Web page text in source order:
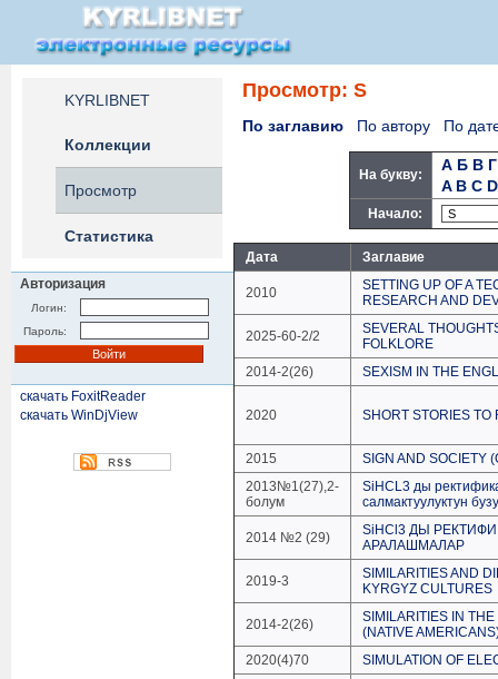
KYRLIBNET
Коллекции
Просмотр
Статистика
Авторизация
Логин:
Пароль:
скачать FoxitReader
скачать WinDjView
Просмотр: S
По заглавию По автору По
На букву:
А Б В Г
A B C D
Начало:
Дата Заглавие
2010
SETTING UP OF A
RESEARCH AND
2025-60-2/2
SEVERAL
FOLKLORE
2014-2(26)
SEXISM IN THE
2020 SHORT STORIES
2015
SIGN AND SOCIETY
2013№1(27),2-
болум
SiHCL3 ды
салмактуулуктун
2014 №2 (29)
SiHCl3 ДЫ
АРАЛАШМАЛАР
2019-3
SIMILARITIES AND
KYRGYZ CULTURES
2014-2(26)
SIMILARITIES IN
(NATIVE
2020(4)70
SIMULATION OF